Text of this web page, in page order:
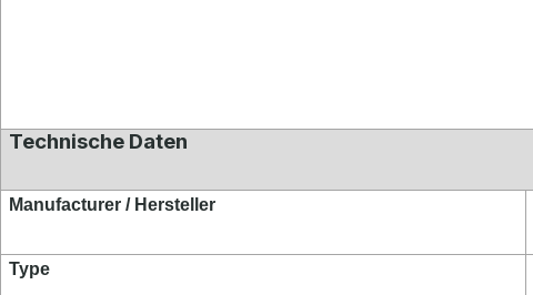
Technische Daten
Manufacturer / Hersteller
Type